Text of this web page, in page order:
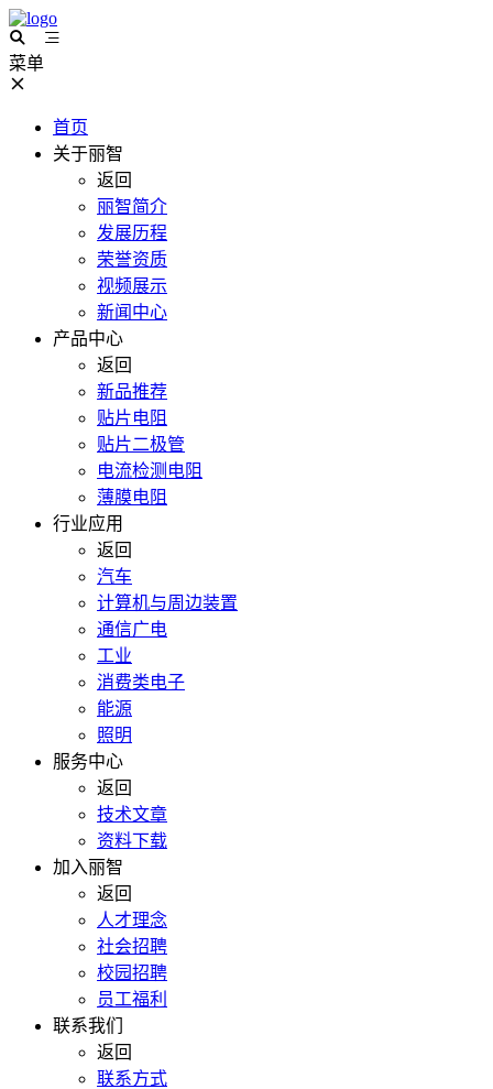
菜单
首页
关于丽智
返回
丽智简介
发展历程
荣誉资质
视频展示
新闻中心
产品中心
返回
新品推荐
贴片电阻
贴片二极管
电流检测电阻
薄膜电阻
行业应用
返回
汽车
计算机与周边装置
通信广电
工业
消费类电子
能源
照明
服务中心
返回
技术文章
资料下载
加入丽智
返回
人才理念
社会招聘
校园招聘
员工福利
联系我们
返回
联系方式